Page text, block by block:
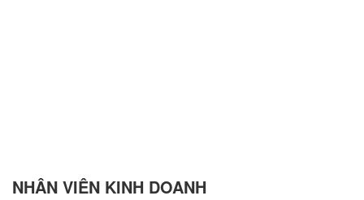
NHÂN VIÊN KINH DOANH